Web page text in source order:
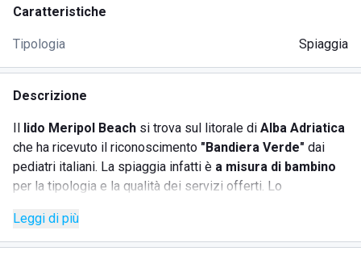
Caratteristiche
Tipologia Spiaggia
Descrizione
Il lido Meripol Beach si trova sul litorale di Alba Adriatica
che ha ricevuto il riconoscimento "Bandiera Verde" dai
pediatri italiani. La spiaggia infatti è a misura di bambino
per la tipologia e la qualità dei servizi offerti. Lo
Meripol che si trova a pochi passi dalla spiaggia e ha
sabbia fine e mare con un fondale basso adatto anche ai
Leggi di più